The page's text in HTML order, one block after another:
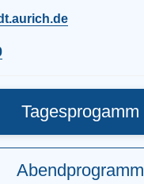
Tagesprogamm
Abendprogramm